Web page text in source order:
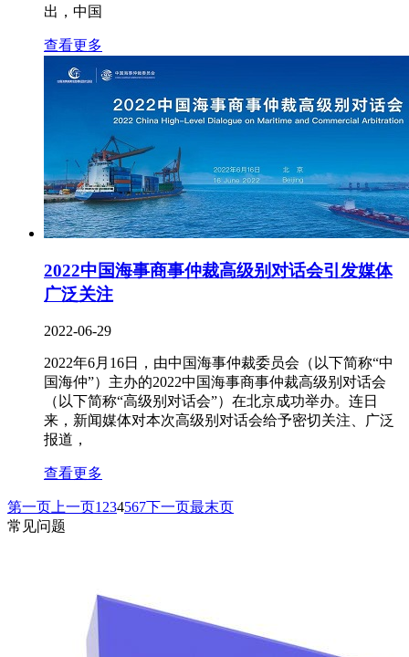
出，中国
查看更多
2022中国海事商事仲裁高级别对话会引发媒体
广泛关注
2022-06-29
2022年6月16日，由中国海事仲裁委员会（以下简称“中
国海仲”）主办的2022中国海事商事仲裁高级别对话会
（以下简称“高级别对话会”）在北京成功举办。连日
来，新闻媒体对本次高级别对话会给予密切关注、广泛
报道，
查看更多
第一页 上一页1 234567下一页最末页
常见问题